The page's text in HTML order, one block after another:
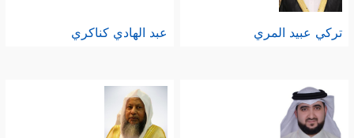
تركي عبيد المري عبد الهادي كناكري